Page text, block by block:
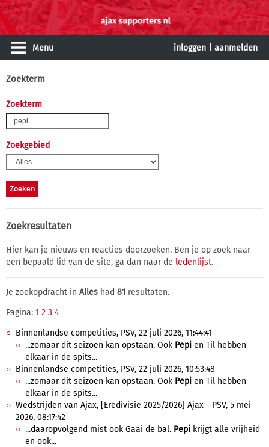
Menu inloggen aanmelden
Zoekterm
Zoekterm
Zoekgebied
Zoekresultaten
Hier kan je nieuws en reacties doorzoeken. Ben je op zoek naar
een bepaald lid van de site, ga dan naar de ledenlijst.
Je zoekopdracht in Alles had 81 resultaten.
Pagina: 1 2 3 4
Binnenlandse competities, PSV, 22 juli 2026, 11:44:41
...zomaar dit seizoen kan opstaan. Ook Pepi en Til hebben
elkaar in de spits...
Binnenlandse competities, PSV, 22 juli 2026, 10:53:48
...zomaar dit seizoen kan opstaan. Ook Pepi en Til hebben
elkaar in de spits...
Wedstrijden van Ajax, [Eredivisie 2025/2026] Ajax - PSV, 5 mei
2026, 08:17:42
...daaropvolgend mist ook Gaai de bal. Pepi krijgt alle vrijheid
en ook...